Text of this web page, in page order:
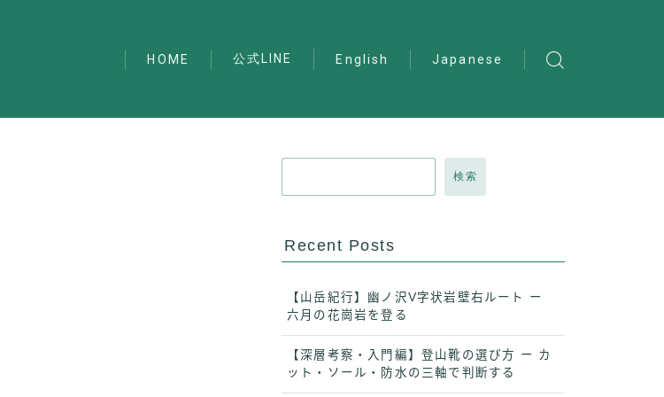
HOME 公式LINE English Japanese
検索
Recent Posts
【山岳紀行】幽ノ沢V字状岩壁右ルート ー
六月の花崗岩を登る
【深層考察・入門編】登山靴の選び方 ー カ
ット・ソール・防水の三軸で判断する